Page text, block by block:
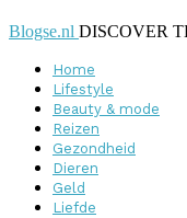
Blogse.nl DISCOVER
Home
Lifestyle
Beauty & mode
Reizen
Gezondheid
Dieren
Geld
Liefde